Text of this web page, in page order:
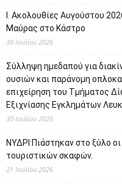
Ι. Ακολουθίες Αυγούστου
Μαύρας στο Κάστρο
30 Ιουλίου 2026
Σύλληψη ημεδαπού για
ουσιών και παράνομη
επιχείρηση του Τμήματος
Εξιχνίασης Εγκλημάτων
30 Ιουλίου 2026
ΝΥΔΡΙ:Πιάστηκαν στο ξύλο οι
τουριστικών σκαφών.
21 Ιουλίου 2026